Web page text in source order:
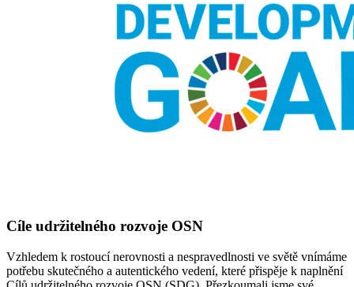
Cíle udržitelného rozvoje OSN
Vzhledem k rostoucí nerovnosti a nespravedlnosti ve světě vnímáme
potřebu skutečného a autentického vedení, které přispěje k naplnění